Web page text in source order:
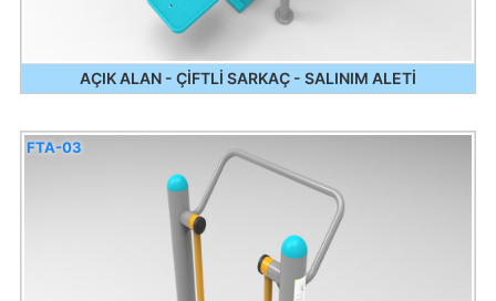
AÇIK ALAN - ÇİFTLİ SARKAÇ - SALINIM ALETİ
FTA-03